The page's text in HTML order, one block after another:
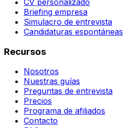
CV personalizado
Briefing empresa
Simulacro de entrevista
Candidaturas espontáneas
Recursos
Nosotros
Nuestras guías
Preguntas de entrevista
Precios
Programa de afiliados
Contacto